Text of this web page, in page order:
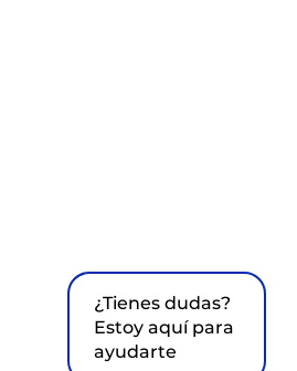
¿Tienes dudas?
Estoy aquí para
ayudarte